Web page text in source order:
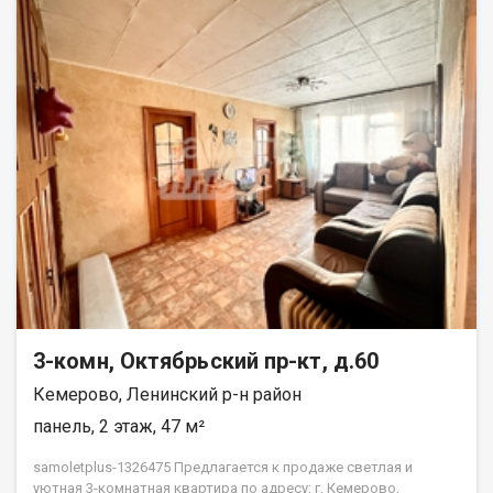
3-комн, Октябрьский пр-кт, д.60
Кемерово, Ленинский р-н район
панель, 2 этаж, 47 м²
samoletplus-1326475 Предлагается к продаже светлая и
уютная 3-комнатная квартира по адресу: г. Кемерово,